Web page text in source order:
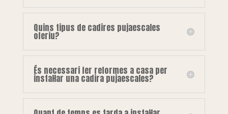
Quins tipus de cadires pujaescales
oferiu?
És necessari fer reformes a casa per
instal·lar una cadira pujaescales?